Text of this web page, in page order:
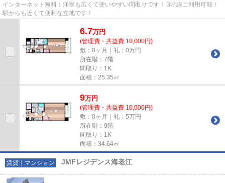
インターネット無料！洋室も広くて使いやすい間取りです！ 3沿線ご利用可能！
駅からも近くて便利な立地です！
6.7万円
(管理費・共益費 10,000円)
敷：0ヶ月｜礼：0万円
所在階：7階
間取り：1K
面積：25.35㎡
9万円
(管理費・共益費 10,000円)
敷：0ヶ月｜礼：5万円
所在階：9階
間取り：1K
面積：34.64㎡
賃貸｜マンション JMFレジデンス海老江